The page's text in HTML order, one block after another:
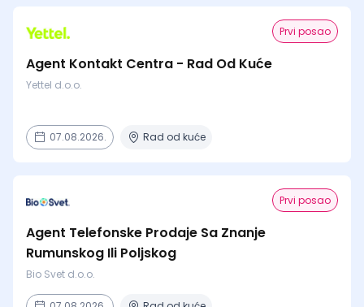
Prvi posao
Agent Kontakt Centra - Rad Od Kuće
Yettel d.o.o.
07.08.2026. Rad od kuće
Prvi posao
Agent Telefonske Prodaje Sa Znanje
Rumunskog Ili Poljskog
Bio Svet d.o.o.